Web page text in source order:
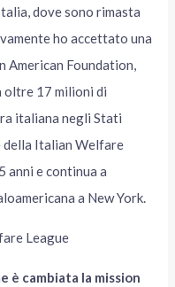
dove sono rimasta
ho accettato una
American Foundation,
oltre 17 milioni di
italiana negli Stati
della Italian Welfare
anni e continua a
a New York.
League
è cambiata la mission